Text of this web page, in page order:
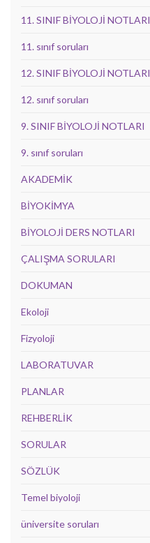
11. SINIF BİYOLOJİ NOTLARI
11. sınıf soruları
12. SINIF BİYOLOJİ NOTLARI
12. sınıf soruları
9. SINIF BİYOLOJİ NOTLARI
9. sınıf soruları
AKADEMİK
BİYOKİMYA
BİYOLOJİ DERS NOTLARI
ÇALIŞMA SORULARI
DOKUMAN
Ekoloji
Fizyoloji
LABORATUVAR
PLANLAR
REHBERLİK
SORULAR
SÖZLÜK
Temel biyoloji
üniversite soruları